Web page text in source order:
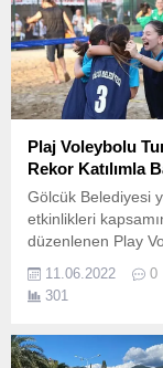
Plaj Voleybolu
Rekor Katılımla
Gölcük Belediyesi
etkinlikleri
düzenlenen Play
katılımla başladı.
11.06.2022
0
301